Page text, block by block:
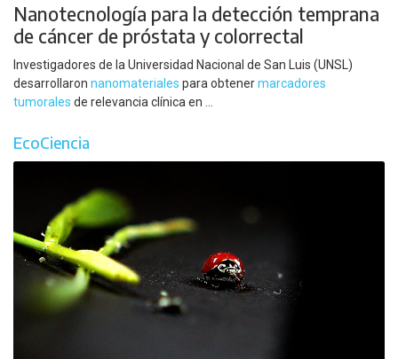
Nanotecnología para la detección temprana
de cáncer de próstata y colorrectal
Investigadores de la Universidad Nacional de San Luis (UNSL)
desarrollaron nanomateriales para obtenermarcadores
tumorales de relevancia clínica en ...
EcoCiencia